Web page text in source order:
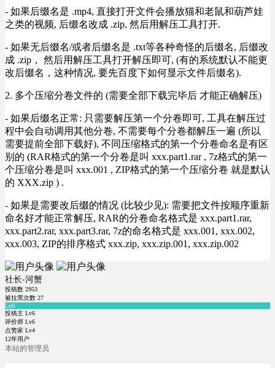
- 如果后缀名是 .mp4, 直接打开文件会播放猫和老鼠和葫芦娃
之类的视频, 后缀名改成 .zip, 然后用解压工具打开.
- 如果无后缀名/或者后缀名是 .txt等各种奇怪的后缀名, 后缀改
成 .zip， 然后用解压工具打开解压即可, (有的系统默认不能更
改后缀名，这种情况, 要先百度下如何显示文件后缀名).
2. 多个压缩分卷文件的 (需要全部下载完毕后 才能正确解压)
- 如果后缀名正常: 只需要解压第一个分卷即可, 工具在解压过
程中会自动调用其他分卷, 不需要每个分卷都解压一遍 (所以
需要提前全部下载好), 不同压缩格式的第一个分卷命名是有区
别的 (RAR格式的第一个分卷是叫 xxx.part1.rar , 7z格式的第一
个压缩分卷是叫 xxx.001 , ZIP格式的第一个压缩分卷 就是默认
的 XXX.zip ) .
- 如果是需要改后缀的情况 (比较少见): 需要把文件按顺序重新
命名好才能正常解压, RAR的分卷命名格式是 xxx.part1.rar,
xxx.part2.rar, xxx.part3.rar, 7z的命名格式是 xxx.001, xxx.002,
xxx.003, ZIP的排序格式 xxx.zip, xxx.zip.001, xxx.zip.002
社长-河蟹
投稿数 2953
被拉黑次数 27
Lv6
投稿主 Lv6
评价师 Lv6
点赞家 Lv4
12年用户
本站的管理员